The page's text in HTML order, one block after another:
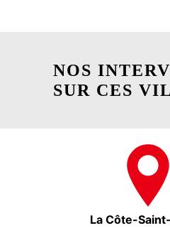
NOS
SUR CES
La Côte-